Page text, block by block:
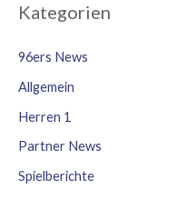
Kategorien
96ers News
Allgemein
Herren 1
Partner News
Spielberichte